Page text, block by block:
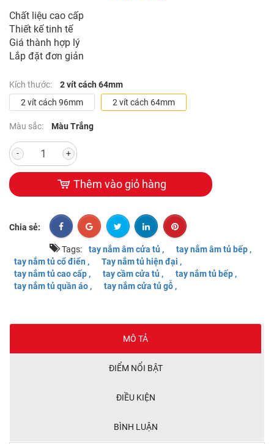
Chất liệu cao cấp
Thiết kế tinh tế
Giá thành hợp lý
Lắp đặt đơn giản
Kích thước:
2 vít cách 64mm
2 vít cách 96mm
2 vít cách 64mm
Màu sắc: Màu Trắng
- +
Thêm vào giỏ hàng
Chia sẻ:
Tags: tay nắm âm cửa tủ ,
tay nắm âm tủ bếp ,
tay nắm tủ cổ điển ,
Tay nắm tủ hiện đại ,
tay nắm tủ cao cấp ,
tay cầm cửa tủ ,
tay nắm tủ bếp ,
tay nắm tủ quần áo ,
tay nắm cửa tủ gỗ ,
MÔ TẢ
ĐIỂM NỔI BẬT
ĐIỀU KIỆN
BÌNH LUẬN